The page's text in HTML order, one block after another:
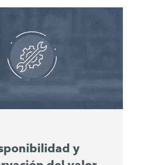
fácil de usar le ofrece en todo
general de las obras y del
sin que tenga que estar
de las máquinas y el consumo
las máquinas en la obra se
vista general consolidada, lo
planificación y un cálculo
proyectos.
y